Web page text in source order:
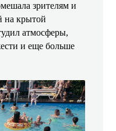
зрителям и
на крытой
атмосферы,
и еще больше